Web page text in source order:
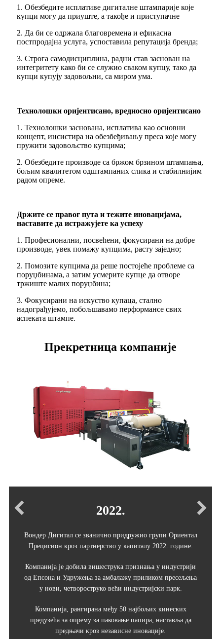
1. Обезбедите исплативе дигиталне штампарије које
купци могу да приуште, а такође и приступачне
2. Да би се одржала благовремена и ефикасна
постпродајна услуга, успоставила репутација бренда;
3. Строга самодисциплина, радни став заснован на
интегритету како би се служио сваком купцу, тако да
купци купују задовољни, са миром ума.
Технолошки оријентисано, вредносно оријентисано
1. Технолошки заснована, исплатива као основни
концепт, инсистира на обезбеђивању преса које могу
пружити задовољство купцима;
2. Обезбедите производе са бржом брзином штампања,
бољим квалитетом одштампаних слика и стабилнијим
радом опреме.
Држите се правог пута и тежите иновацијама,
наставите да истражујете ка успеху
1. Професионални, посвећени, фокусирани на добре
производе, увек помажу купцима, расту заједно;
2. Помозите купцима да реше постојеће проблеме са
поруџбинама, а затим усмерите купце да отворе
тржиште малих поруџбина;
3. Фокусирани на искуство купаца, стално
надограђујемо, побољшавамо перформансе свих
аспеката штампе.
Прекретница компаније
2022.
Вондер Дигитал се званично придружио групи Ориентал
Прецисион кроз партнерство у капиталу 2022. године.
Компанија је добила вишеструка признања у индустрији
од Епсона и Удружења за амбалажу приликом пресељења
у нови, четвороструко већи индустријски парк.
Компанија, рангирана међу 50 најбољих кинеских
предузећа за опрему за паковање папира, наставља да
предњачи кроз независне иновације.